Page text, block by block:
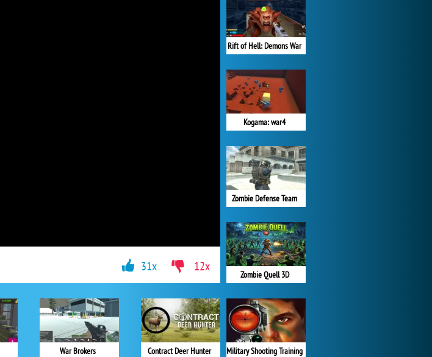
Rift of Hell: Demons War
Kogama: war4
Zombie Defense Team
Zombie Quell 3D
Military Shooting Training
War Brokers Contract Deer Hunter
31x 12x